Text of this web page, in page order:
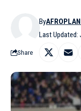
Last Updated:
By
Share